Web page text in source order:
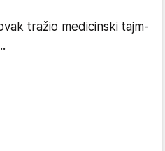
tražio medicinski tajm-